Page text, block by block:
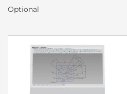
Optional